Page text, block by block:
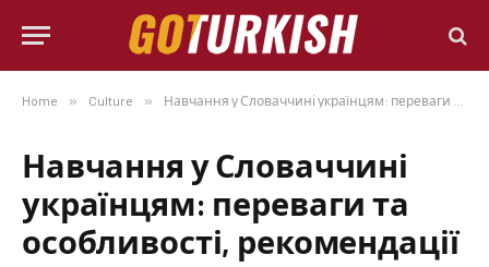
Home » Culture » Навчання у Словаччині українцям: переваги та особливості, рекомендації
Навчання у Словаччині
українцям: переваги та
особливості, рекомендації